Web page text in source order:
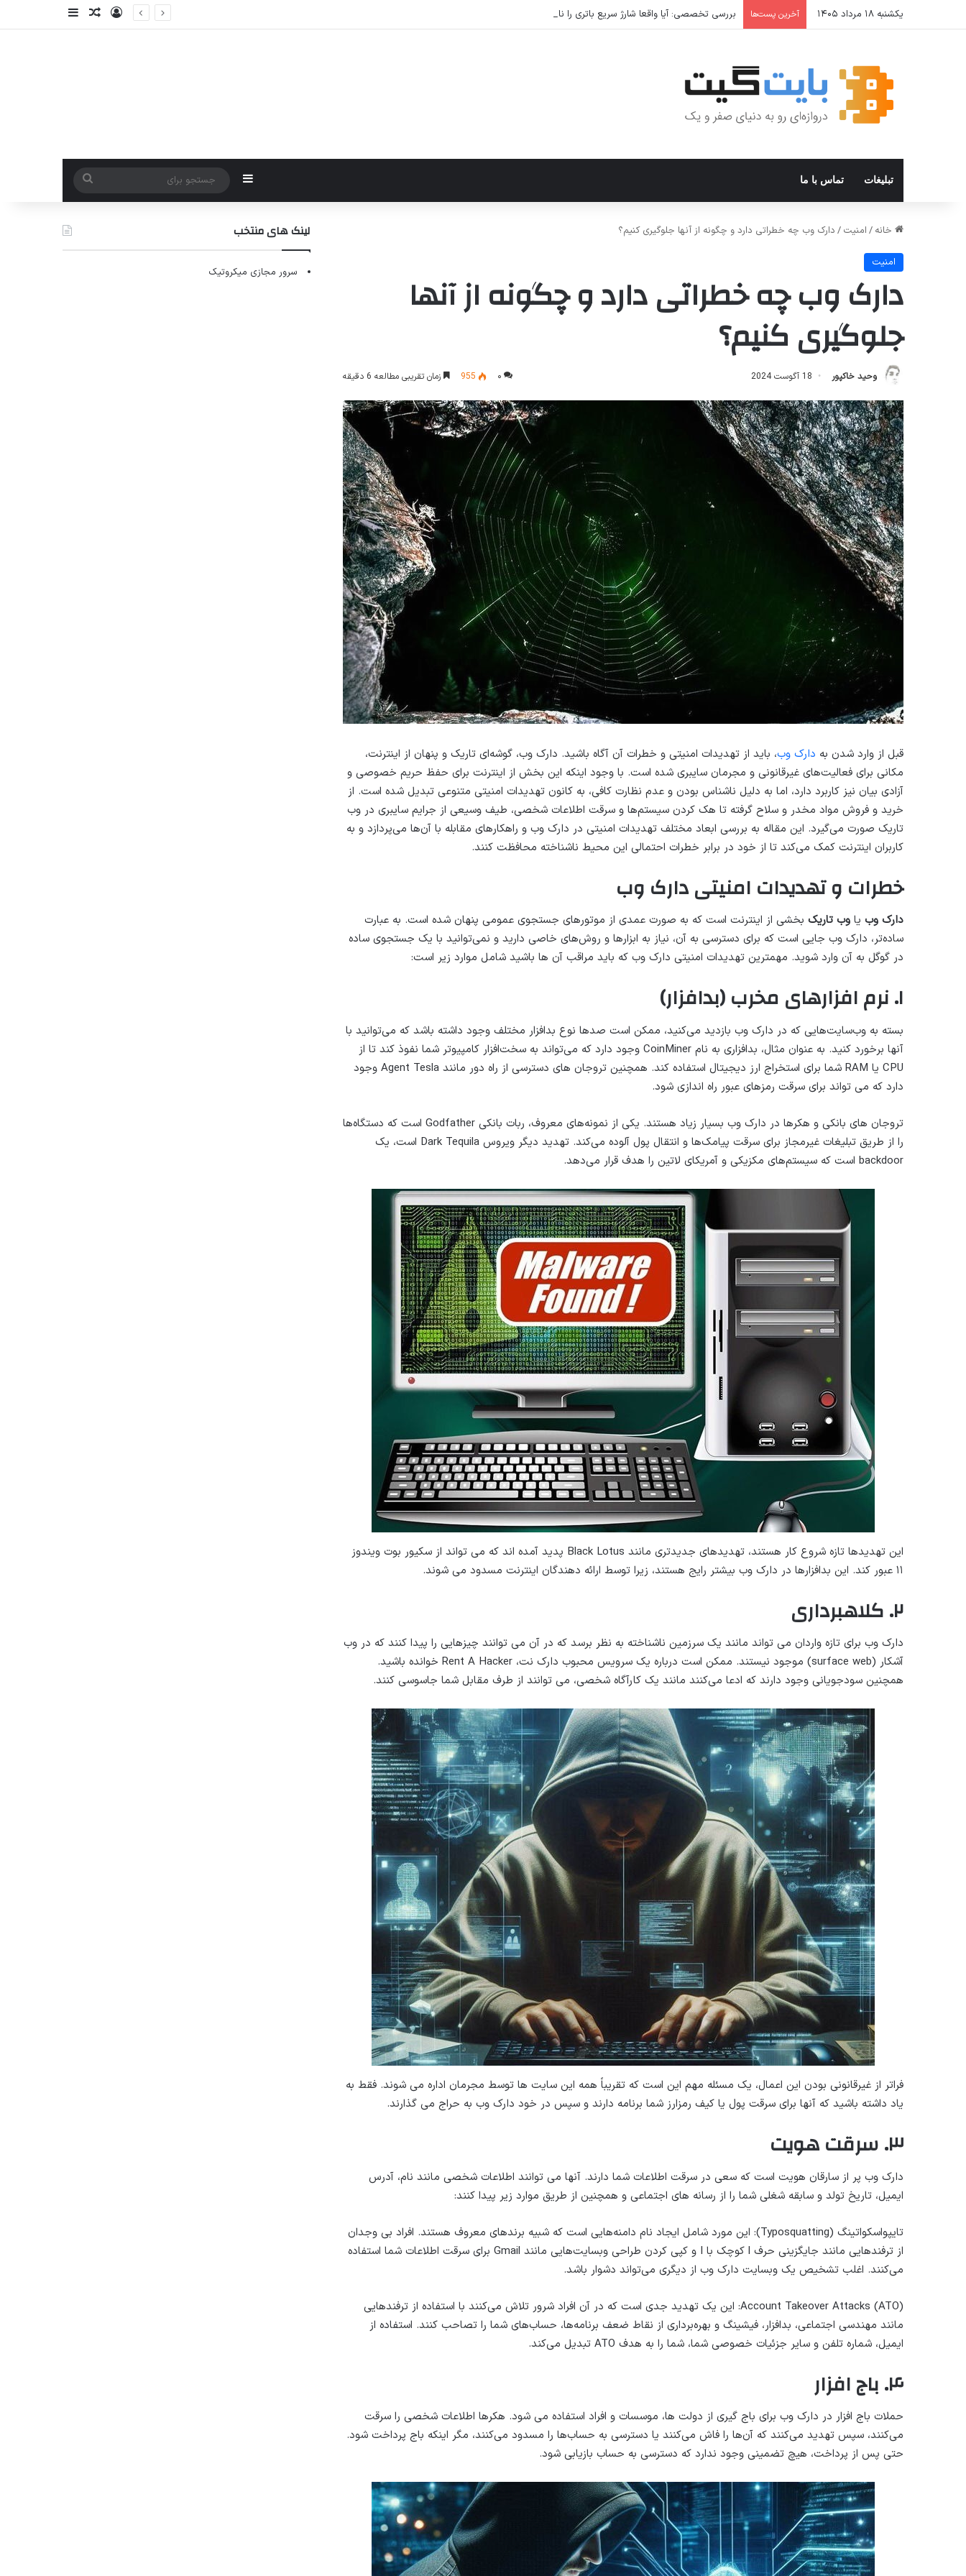
یکشنبه ۱۸ مرداد ۱۴۰۵ آخرین پست‌ها بررسی تخصصی: آیا واقعا شارژ سریع باتری را نابود می‌کند؟ راهکارهای عملی برای افزایش طول عمر باتری ورودنوشته تصادفی
سایدبار
تبلیغات تماس با ما سایدبار
جستجو
برای
خانه / امنیت / دارک وب چه خطراتی دارد و چگونه از آنها جلوگیری کنیم؟
امنیت
دارک وب چه خطراتی دارد و چگونه از آنها
جلوگیری کنیم؟
وحید خاکپور 18 آگوست 2024 ۰ 955 زمان تقریبی مطالعه 6 دقیقه
قبل از وارد شدن به دارک وب، باید از تهدیدات امنیتی و خطرات آن آگاه باشید. دارک وب، گوشه‌ای تاریک و پنهان از اینترنت،
مکانی برای فعالیت‌های غیرقانونی و مجرمان سایبری شده است. با وجود اینکه این بخش از اینترنت برای حفظ حریم خصوصی و
آزادی بیان نیز کاربرد دارد، اما به دلیل ناشناس بودن و عدم نظارت کافی، به کانون تهدیدات امنیتی متنوعی تبدیل شده است. از
خرید و فروش مواد مخدر و سلاح گرفته تا هک کردن سیستم‌ها و سرقت اطلاعات شخصی، طیف وسیعی از جرایم سایبری در وب
تاریک صورت می‌گیرد. این مقاله به بررسی ابعاد مختلف تهدیدات امنیتی در دارک وب و راهکارهای مقابله با آن‌ها می‌پردازد و به
کاربران اینترنت کمک می‌کند تا از خود در برابر خطرات احتمالی این محیط ناشناخته محافظت کنند.
خطرات و تهدیدات امنیتی دارک وب
دارک وب یا وب تاریک بخشی از اینترنت است که به صورت عمدی از موتورهای جستجوی عمومی پنهان شده است. به عبارت
ساده‌تر، دارک وب جایی است که برای دسترسی به آن، نیاز به ابزارها و روش‌های خاصی دارید و نمی‌توانید با یک جستجوی ساده
در گوگل به آن وارد شوید. مهمترین تهدیدات امنیتی دارک وب که باید مراقب آن ها باشید شامل موارد زیر است:
۱. نرم افزارهای مخرب (بدافزار)
بسته به وب‌سایت‌هایی که در دارک وب بازدید می‌کنید، ممکن است صدها نوع بدافزار مختلف وجود داشته باشد که می‌توانید با
آنها برخورد کنید. به عنوان مثال، بدافزاری به نام CoinMiner وجود دارد که می‌تواند به سخت‌افزار کامپیوتر شما نفوذ کند تا از
CPU یا RAM شما برای استخراج ارز دیجیتال استفاده کند. همچنین تروجان های دسترسی از راه دور مانند Agent Tesla وجود
دارد که می تواند برای سرقت رمزهای عبور راه اندازی شود.
تروجان های بانکی و هکرها در دارک وب بسیار زیاد هستند. یکی از نمونه‌های معروف، ربات بانکی Godfather است که دستگاه‌ها
را از طریق تبلیغات غیرمجاز برای سرقت پیامک‌ها و انتقال پول آلوده می‌کند. تهدید دیگر ویروس Dark Tequila است، یک
backdoor است که سیستم‌های مکزیکی و آمریکای لاتین را هدف قرار می‌دهد.
این تهدیدها تازه شروع کار هستند، تهدیدهای جدیدتری مانند Black Lotus پدید آمده اند که می تواند از سکیور بوت ویندوز
۱۱ عبور کند. این بدافزارها در دارک وب بیشتر رایج هستند، زیرا توسط ارائه دهندگان اینترنت مسدود می شوند.
۲. کلاهبرداری
دارک وب برای تازه واردان می تواند مانند یک سرزمین ناشناخته به نظر برسد که در آن می توانند چیزهایی را پیدا کنند که در وب
آشکار (surface web) موجود نیستند. ممکن است درباره یک سرویس محبوب دارک نت، Rent A Hacker خوانده باشید.
همچنین سودجویانی وجود دارند که ادعا می‌کنند مانند یک کارآگاه شخصی، می توانند از طرف مقابل شما جاسوسی ‌کنند.
فراتر از غیرقانونی بودن این اعمال، یک مسئله مهم این است که تقریباً همه این سایت ها توسط مجرمان اداره می شوند. فقط به
یاد داشته باشید که آنها برای سرقت پول یا کیف رمزارز شما برنامه دارند و سپس در خود دارک وب به حراج می گذارند.
۳. سرقت هویت
دارک وب پر از سارقان هویت است که سعی در سرقت اطلاعات شما دارند. آنها می توانند اطلاعات شخصی مانند نام، آدرس
ایمیل، تاریخ تولد و سابقه شغلی شما را از رسانه های اجتماعی و همچنین از طریق موارد زیر پیدا کنند:
تایپواسکواتینگ (Typosquatting): این مورد شامل ایجاد نام دامنه‌هایی است که شبیه برندهای معروف هستند. افراد بی وجدان
از ترفندهایی مانند جایگزینی حرف l کوچک با I و کپی کردن طراحی وبسایت‌هایی مانند Gmail برای سرقت اطلاعات شما استفاده
می‌کنند. اغلب تشخیص یک وبسایت دارک وب از دیگری می‌تواند دشوار باشد.
Account Takeover Attacks (ATO): این یک تهدید جدی است که در آن افراد شرور تلاش می‌کنند با استفاده از ترفندهایی
مانند مهندسی اجتماعی، بدافزار، فیشینگ و بهره‌برداری از نقاط ضعف برنامه‌ها، حساب‌های شما را تصاحب کنند. استفاده از
ایمیل، شماره تلفن و سایر جزئیات خصوصی شما، شما را به هدف ATO تبدیل می‌کند.
۴. باج افزار
حملات باج افزار در دارک وب برای باج گیری از دولت ها، موسسات و افراد استفاده می شود. هکرها اطلاعات شخصی را سرقت
می‌کنند، سپس تهدید می‌کنند که آن‌ها را فاش می‌کنند یا دسترسی به حساب‌ها را مسدود می‌کنند، مگر اینکه باج پرداخت شود.
حتی پس از پرداخت، هیچ تضمینی وجود ندارد که دسترسی به حساب بازیابی شود.
لینک های منتخب
سرور مجازی میکروتیک